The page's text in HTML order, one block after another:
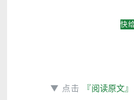
快
▼ 点击 『阅读原文